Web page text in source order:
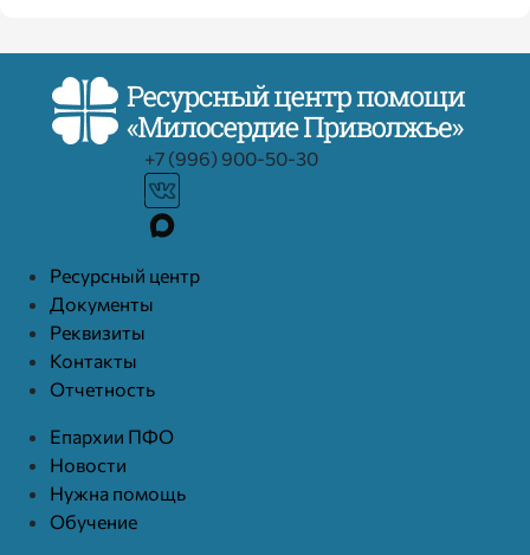
+7 (996) 900-50-30
Ресурcный центр
Документы
Реквизиты
Контакты
Отчетность
Епархии ПФО
Новости
Нужна помощь
Обучение